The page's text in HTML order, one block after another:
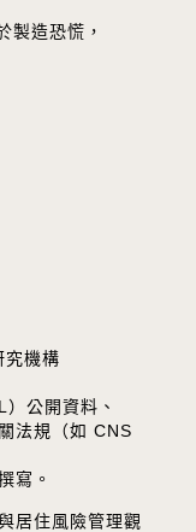
製造恐慌，
究機構
公開資料、
法規（如 CNS
寫。
居住風險管理觀